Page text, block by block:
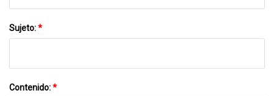
Sujeto:*
Contenido:*